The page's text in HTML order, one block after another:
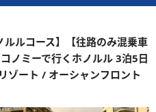
ルコース】【往路のみ混乗車
ノミーで行くホノルル 3泊5日
ゾート / オーシャンフロント